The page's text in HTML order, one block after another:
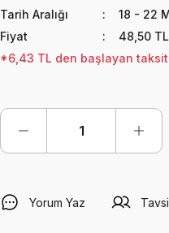
Tarih Aralığı
18 - 22
Fiyat
48,50
*6,43 TL den başlayan
Yorum Yaz